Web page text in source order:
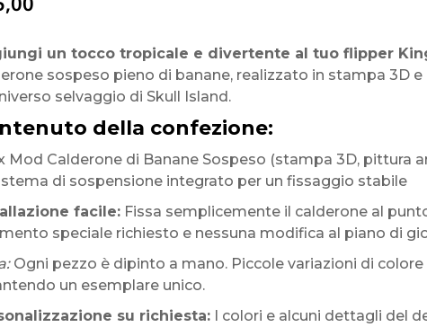
un tocco tropicale e divertente al tuo flipper
sospeso pieno di banane, realizzato in stampa 3D
selvaggio di Skull Island.
della confezione:
Mod Calderone di Banane Sospeso (stampa 3D, pittura
di sospensione integrato per un fissaggio stabile
facile:Fissa semplicemente il calderone al
speciale richiesto e nessuna modifica al piano di
Ogni pezzo è dipinto a mano. Piccole variazioni di
un esemplare unico.
su richiesta:I colori e alcuni dettagli del